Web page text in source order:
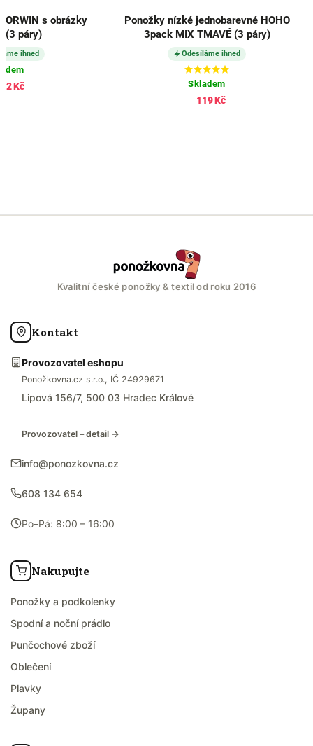
s obrázky
(3 páry)
ihned
Kč
Ponožky nízké jednobarevné HOHO
3pack MIX TMAVÉ (3 páry)
Odesíláme ihned
Skladem
119 Kč
Kvalitní české ponožky & textil od roku 2016
Kontakt
Provozovatel eshopu
Ponožkovna.cz s.r.o., IČ 24929671
Lipová 156/7, 500 03 Hradec Králové
Provozovatel – detail →
info@ponozkovna.cz
608 134 654
Po–Pá: 8:00 – 16:00
Nakupujte
Ponožky a podkolenky
Spodní a noční prádlo
Punčochové zboží
Oblečení
Plavky
Župany